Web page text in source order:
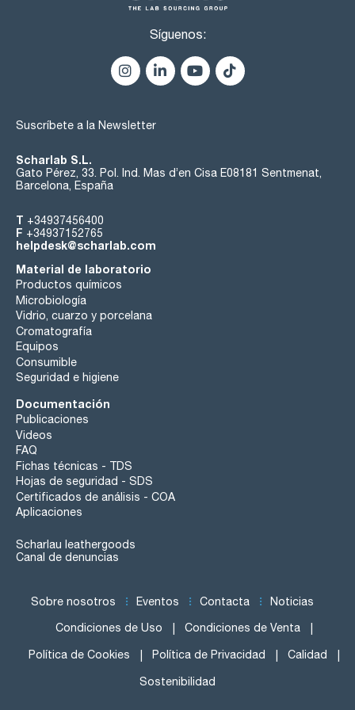
Síguenos:
Suscríbete a la Newsletter
Scharlab S.L.
Gato Pérez, 33. Pol. Ind. Mas d’en Cisa E08181 Sentmenat,
Barcelona, España
T +34937456400
F +34937152765
helpdesk@scharlab.com
Material de laboratorio
Productos químicos
Microbiología
Vidrio, cuarzo y porcelana
Cromatografía
Equipos
Consumible
Seguridad e higiene
Documentación
Publicaciones
Videos
FAQ
Fichas técnicas - TDS
Hojas de seguridad - SDS
Certificados de análisis - COA
Aplicaciones
Scharlau leathergoods
Canal de denuncias
Sobre nosotros Eventos Contacta Noticias
Condiciones de Uso Condiciones de Venta
Política de Cookies Política de Privacidad Calidad
Sostenibilidad